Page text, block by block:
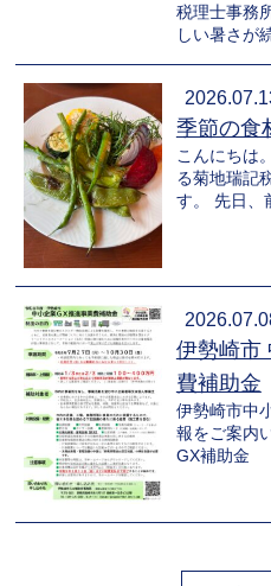
税理士事務
しい暑さが
季節の食
こんにちは
る菊地瑞記
す。 先日、
伊勢崎市
費補助金
伊勢崎市中
報をご案内
GX補助金